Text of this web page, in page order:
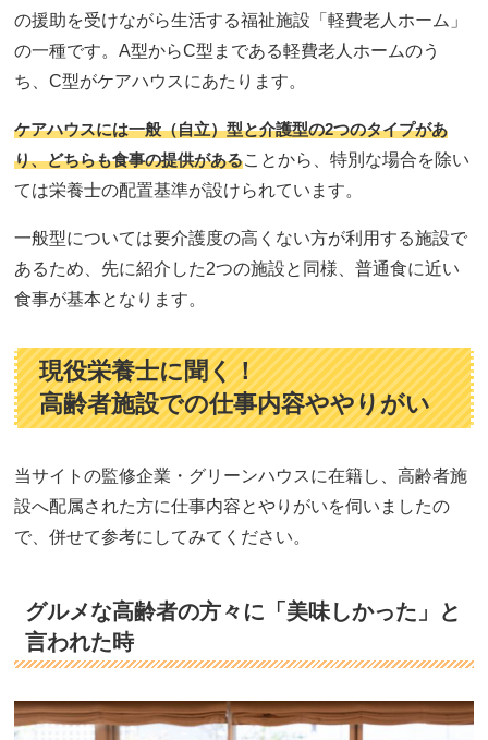
の援助を受けながら生活する福祉施設「軽費老人ホーム」
の一種です。A型からC型まである軽費老人ホームのう
ち、C型がケアハウスにあたります。
ケアハウスには一般（自立）型と介護型の2つのタイプがあ
り、どちらも食事の提供があることから、特別な場合を除い
ては栄養士の配置基準が設けられています。
一般型については要介護度の高くない方が利用する施設で
あるため、先に紹介した2つの施設と同様、普通食に近い
食事が基本となります。
現役栄養士に聞く！
高齢者施設での仕事内容ややりがい
当サイトの監修企業・グリーンハウスに在籍し、高齢者施
設へ配属された方に仕事内容とやりがいを伺いましたの
で、併せて参考にしてみてください。
グルメな高齢者の方々に「美味しかった」と
言われた時